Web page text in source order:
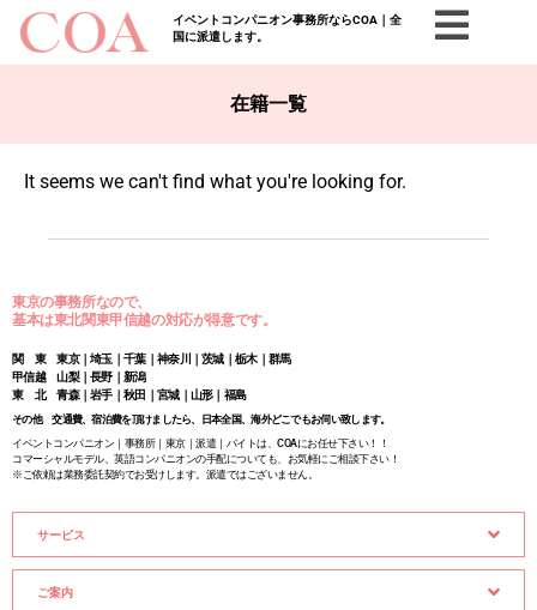
イベントコンパニオン事務所ならCOA｜全
国に派遣します。
在籍一覧
It seems we can't find what you're looking for.
東京の事務所なので、
基本は東北関東甲信越の対応が得意です。
関 東 東京｜埼玉｜千葉｜神奈川｜茨城｜栃木｜群馬
甲信越 山梨｜長野｜新潟
東 北 青森｜岩手｜秋田｜宮城｜山形｜福島
その他 交通費、宿泊費を頂けましたら、日本全国、海外どこでもお伺い致します。
イベントコンパニオン｜事務所｜東京｜派遣｜バイトは、COAにお任せ下さい！！
コマーシャルモデル、英語コンパニオンの手配についても、お気軽にご相談下さい！
※ご依頼は業務委託契約でお受けします。派遣ではございません。
サービス
ご案内